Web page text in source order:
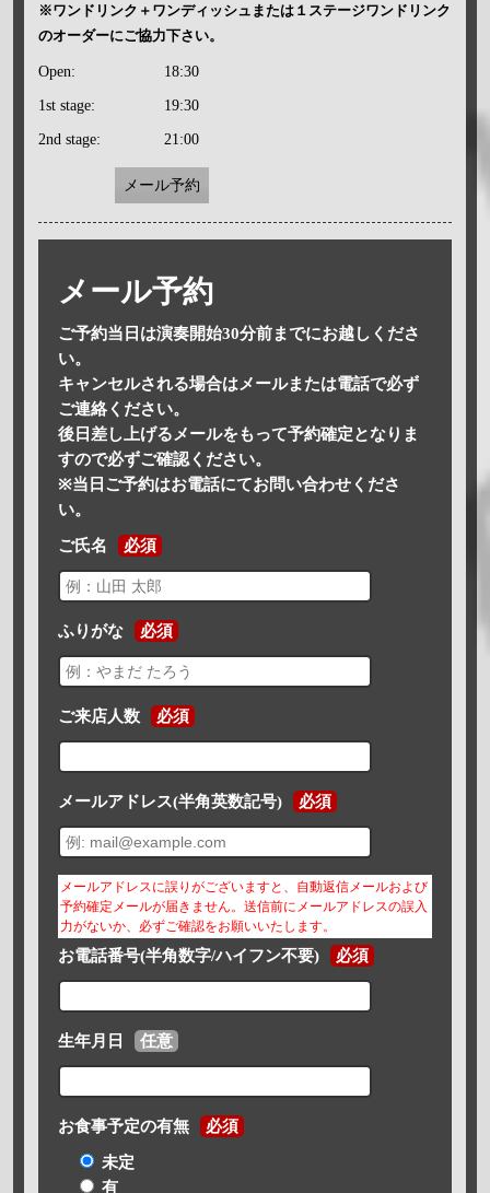
※ワンドリンク＋ワンディッシュまたは１ステージワンドリンク
のオーダーにご協力下さい。
Open: 18:30
1st stage: 19:30
2nd stage: 21:00
メール予約
メール予約
ご予約当日は演奏開始30分前までにお越しくださ
い。
キャンセルされる場合はメールまたは電話で必ず
ご連絡ください。
後日差し上げるメールをもって予約確定となりま
すので必ずご確認ください。
※当日ご予約はお電話にてお問い合わせくださ
い。
ご氏名 必須
ふりがな 必須
ご来店人数 必須
メールアドレス(半角英数記号) 必須
メールアドレスに誤りがございますと、自動返信メールおよび
予約確定メールが届きません。送信前にメールアドレスの誤入
力がないか、必ずご確認をお願いいたします。
お電話番号(半角数字/ハイフン不要) 必須
生年月日 任意
お食事予定の有無 必須
未定
有